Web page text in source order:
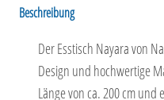
Beschreibung
Der Esstisch Nayara von
Design und hochwertige
Länge von ca. 200 cm und